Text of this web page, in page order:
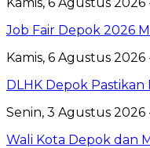
Job Fair Depok 2026
Kamis, 6 Agustus 2026
DLHK Depok
Senin, 3 Agustus 2026
Wali Kota Depok dan